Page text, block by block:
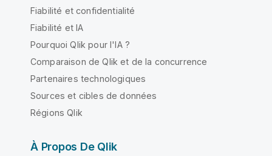
Fiabilité et confidentialité
Fiabilité et IA
Pourquoi Qlik pour l'IA ?
Comparaison de Qlik et de la concurrence
Partenaires technologiques
Sources et cibles de données
Régions Qlik
À Propos De Qlik